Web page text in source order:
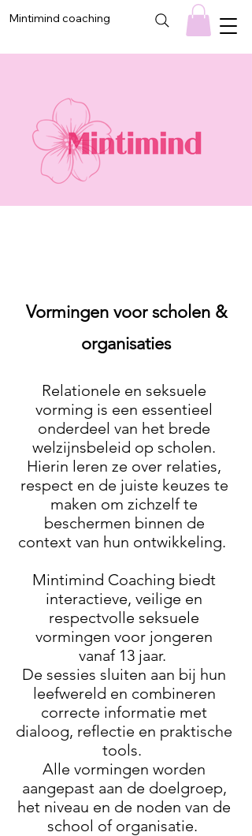
Mintimind coaching
Vormingen voor scholen &
organisaties
Relationele en seksuele
vorming is een essentieel
onderdeel van het brede
welzijnsbeleid op scholen.
Hierin leren ze over relaties,
respect en de juiste keuzes te
maken om zichzelf te
beschermen binnen de
context van hun ontwikkeling.
Mintimind Coaching biedt
interactieve, veilige en
respectvolle seksuele
vormingen voor jongeren
vanaf 13 jaar.
De sessies sluiten aan bij hun
leefwereld en combineren
correcte informatie met
dialoog, reflectie en praktische
tools.
Alle vormingen worden
aangepast aan de doelgroep,
het niveau en de noden van de
school of organisatie.